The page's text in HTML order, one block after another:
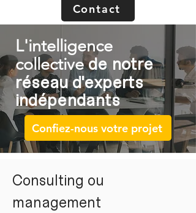
Contact
L'intelligence
collectivede notre
réseau d'experts
indépendants
Confiez-nous votre projet
Consulting ou
management